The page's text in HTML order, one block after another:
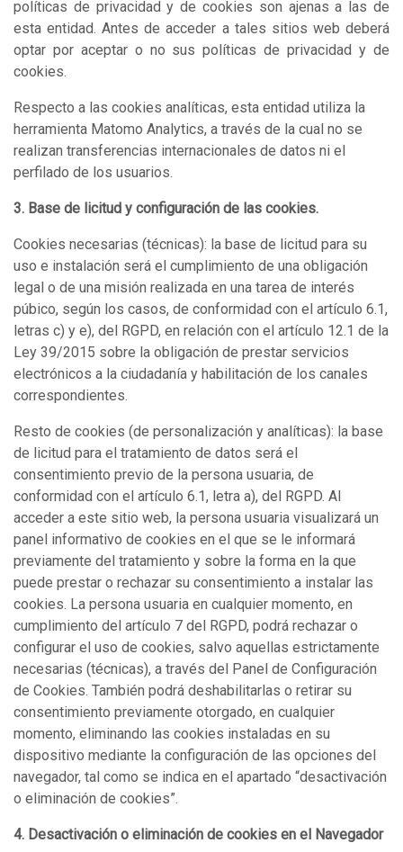
políticas de privacidad y de cookies son ajenas a las de
esta entidad. Antes de acceder a tales sitios web deberá
optar por aceptar o no sus políticas de privacidad y de
cookies.
Respecto a las cookies analíticas, esta entidad utiliza la
herramienta Matomo Analytics, a través de la cual no se
realizan transferencias internacionales de datos ni el
perfilado de los usuarios.
3. Base de licitud y configuración de las cookies.
Cookies necesarias (técnicas): la base de licitud para su
uso e instalación será el cumplimiento de una obligación
legal o de una misión realizada en una tarea de interés
púbico, según los casos, de conformidad con el artículo 6.1,
letras c) y e), del RGPD, en relación con el artículo 12.1 de la
Ley 39/2015 sobre la obligación de prestar servicios
electrónicos a la ciudadanía y habilitación de los canales
correspondientes.
Resto de cookies (de personalización y analíticas): la base
de licitud para el tratamiento de datos será el
consentimiento previo de la persona usuaria, de
conformidad con el artículo 6.1, letra a), del RGPD. Al
acceder a este sitio web, la persona usuaria visualizará un
panel informativo de cookies en el que se le informará
previamente del tratamiento y sobre la forma en la que
puede prestar o rechazar su consentimiento a instalar las
cookies. La persona usuaria en cualquier momento, en
cumplimiento del artículo 7 del RGPD, podrá rechazar o
configurar el uso de cookies, salvo aquellas estrictamente
necesarias (técnicas), a través del Panel de Configuración
de Cookies. También podrá deshabilitarlas o retirar su
consentimiento previamente otorgado, en cualquier
momento, eliminando las cookies instaladas en su
dispositivo mediante la configuración de las opciones del
navegador, tal como se indica en el apartado “desactivación
o eliminación de cookies”.
4. Desactivación o eliminación de cookies en el Navegador